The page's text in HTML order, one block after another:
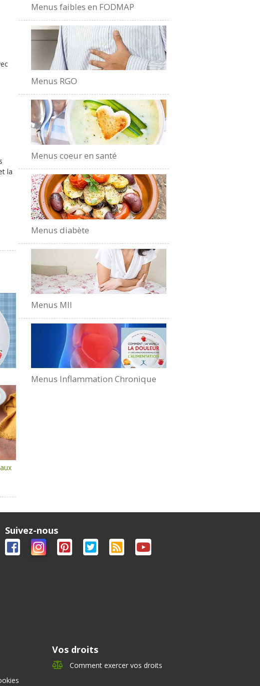
la
Menus faibles en FODMAP
Menus RGO
Menus coeur en santé
Menus diabète
Menus MII
Menus Inflammation Chronique
Suivez-nous
Vos droits
Comment exercer vos droits